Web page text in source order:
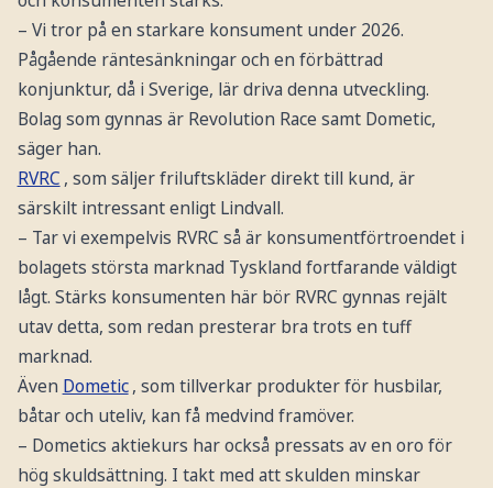
– Vi tror på en starkare konsument under 2026.
Pågående räntesänkningar och en förbättrad
konjunktur, då i Sverige, lär driva denna utveckling.
Bolag som gynnas är Revolution Race samt Dometic,
säger han.
RVRC , som säljer friluftskläder direkt till kund, är
särskilt intressant enligt Lindvall.
– Tar vi exempelvis RVRC så är konsumentförtroendet i
bolagets största marknad Tyskland fortfarande väldigt
lågt. Stärks konsumenten här bör RVRC gynnas rejält
utav detta, som redan presterar bra trots en tuff
marknad.
Även Dometic , som tillverkar produkter för husbilar,
båtar och uteliv, kan få medvind framöver.
– Dometics aktiekurs har också pressats av en oro för
hög skuldsättning. I takt med att skulden minskar